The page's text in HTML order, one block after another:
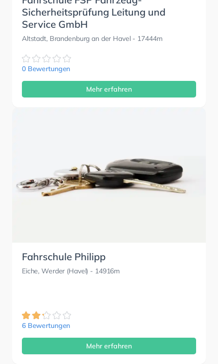
Sicherheitsprüfung Leitung und
Service GmbH
Altstadt, Brandenburg an der Havel- 17444m
0 Bewertungen
Mehr erfahren
Fahrschule Philipp
Eiche, Werder (Havel) - 14916m
6 Bewertungen
Mehr erfahren